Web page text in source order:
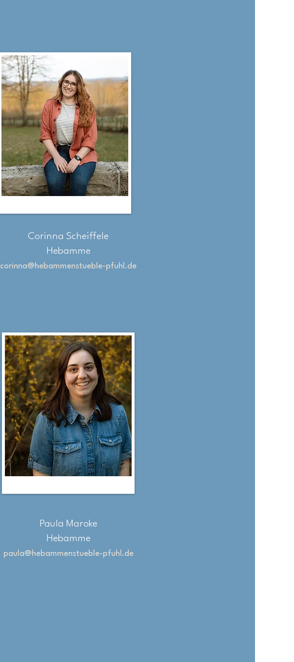
Corinna Scheiffele
Hebamme
corinna@hebammenstueble-pfuhl.de
Paula Maroke
Hebamme
paula@hebammenstueble-pfuhl.de